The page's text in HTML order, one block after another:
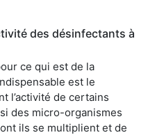
des désinfectants à
ce qui est de la
est le
l’activité de certains
des micro-organismes
ils se multiplient et de